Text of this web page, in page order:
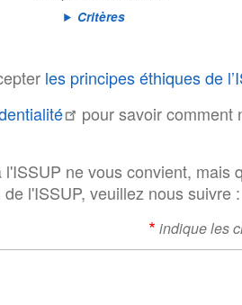
Critères
les principes éthiques de
pour savoir comment
ne vous convient, mais
l'ISSUP, veuillez nous suivre :
indique les